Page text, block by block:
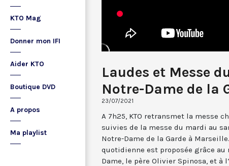
KTO Mag
Donner mon IFI
Aider KTO
Boutique DVD
A propos
Ma playlist
Laudes et Messe
Notre-Dame de la
23/07/2021
A 7h25, KTO retransmet la messe
suivies de la messe du mardi au
Notre-Dame de la Garde à
quotidienne est proposée grâce
Dame, le père Olivier Spinosa, et à